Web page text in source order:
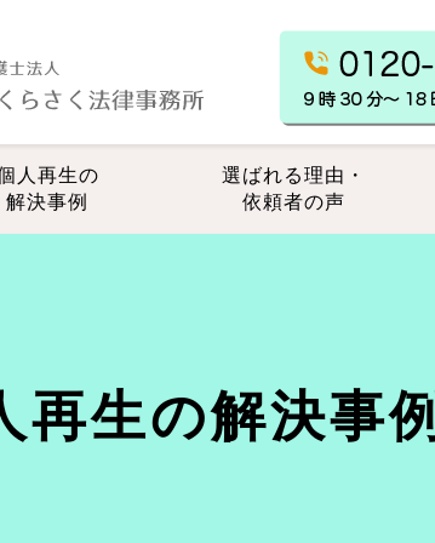
人再生の
解決事例
選ばれる理由・
依頼者の声
再生の解決事例